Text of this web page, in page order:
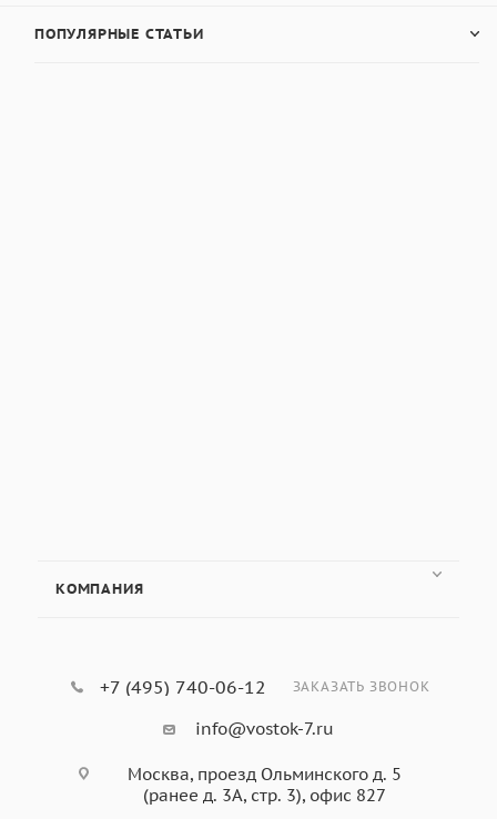
ПОПУЛЯРНЫЕ СТАТЬИ
КОМПАНИЯ
+7 (495) 740-06-12 ЗАКАЗАТЬ ЗВОНОК
info@vostok-7.ru
Москва, проезд Ольминского д. 5
(ранее д. 3А, стр. 3), офис 827